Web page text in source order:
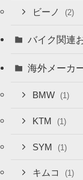
ビーノ (2)
バイク関連
海外メーカ
BMW (1)
KTM (1)
SYM (1)
キムコ (1)